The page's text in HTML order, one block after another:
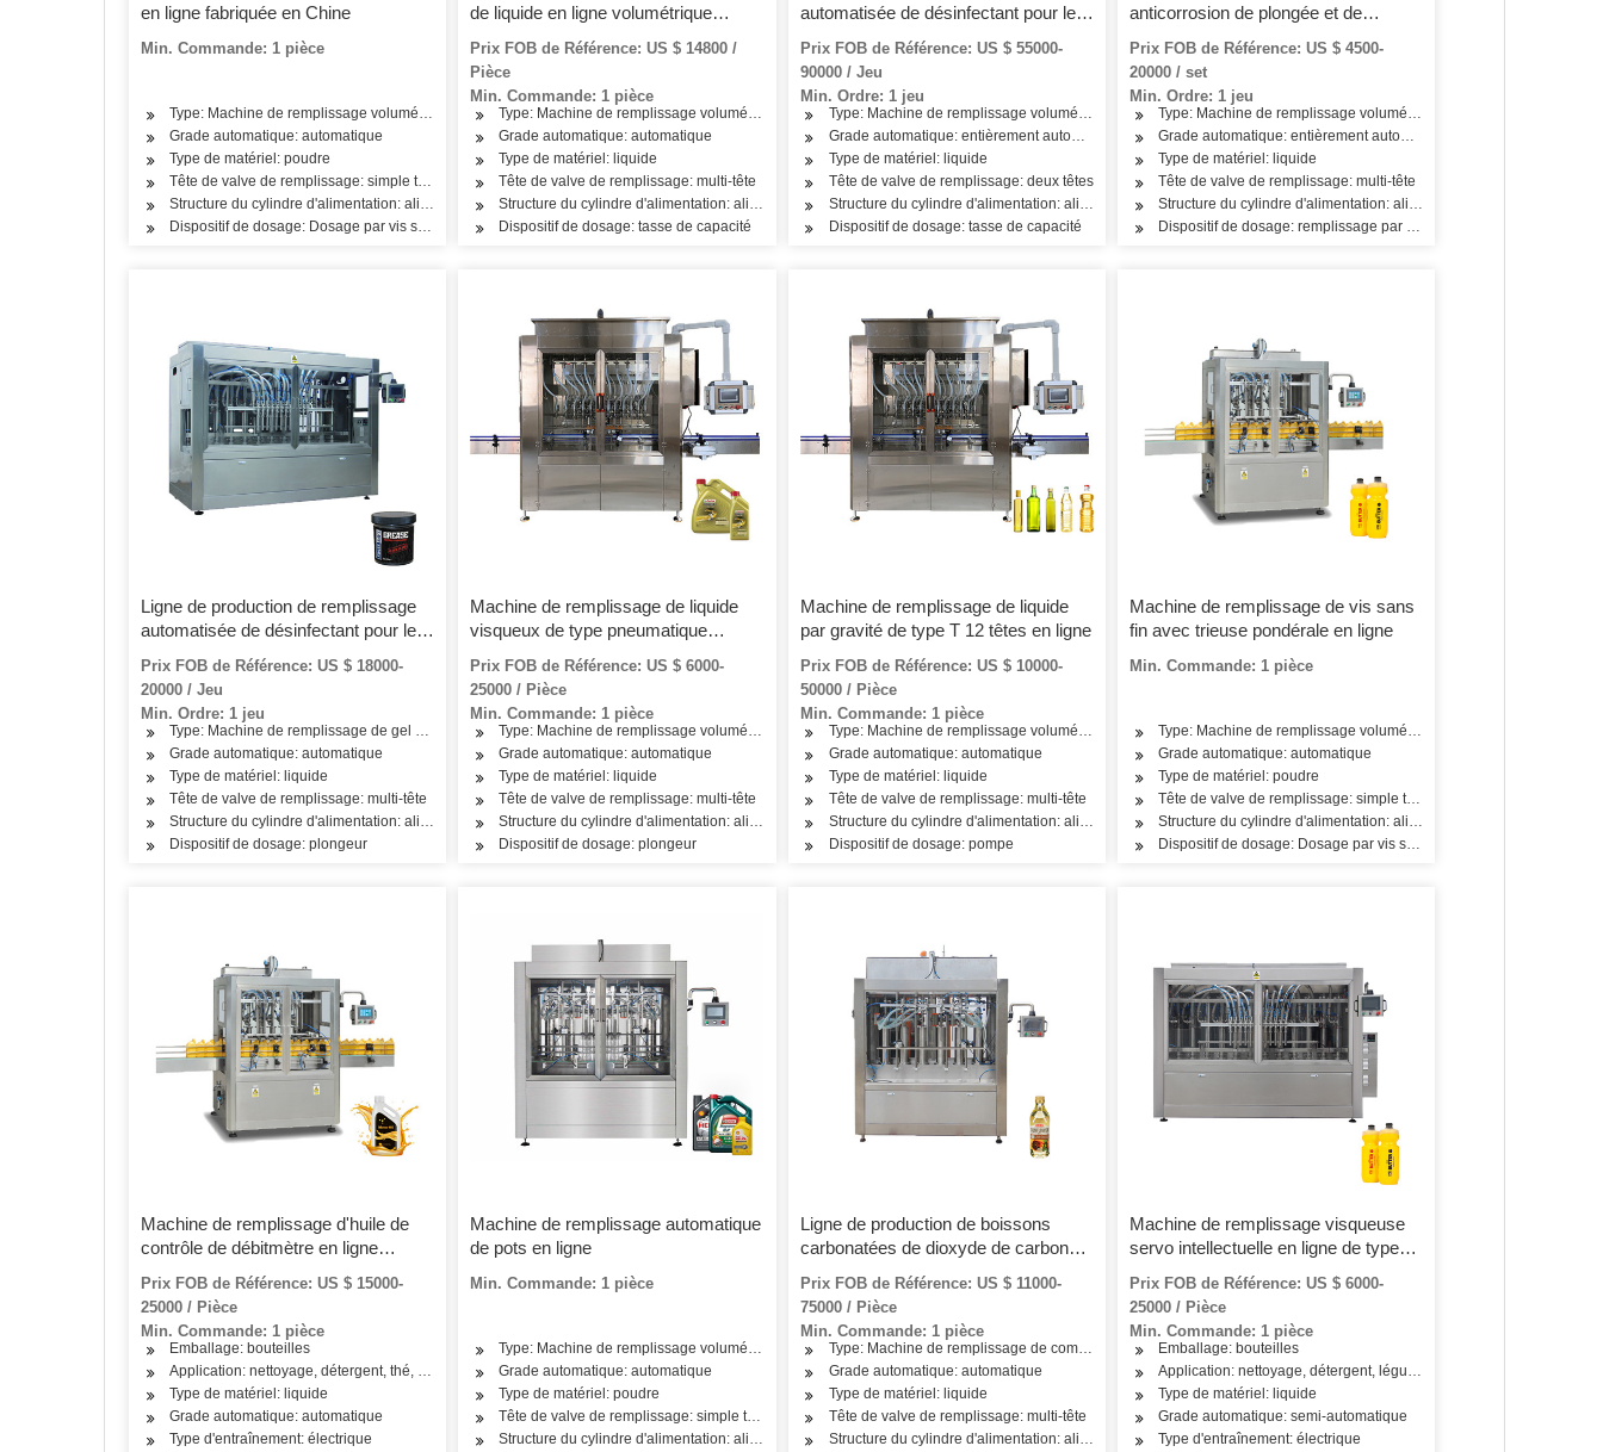
en ligne fabriquée en Chine
Min. Commande: 1 pièce
Type: Machine de remplissage volumétrique
Grade automatique: automatique
Type de matériel: poudre
Tête de valve de remplissage: simple tête
Structure du cylindre d'alimentation: alimentation en une seule pièce
Dispositif de dosage: Dosage par vis sans fin
de liquide en ligne volumétrique
automatique avec contrôle de
Siemens
Prix FOB de Référence: US $ 14800 /
Pièce
Min. Commande: 1 pièce
Type: Machine de remplissage volumétrique
Grade automatique: automatique
Type de matériel: liquide
Tête de valve de remplissage: multi-tête
Structure du cylindre d'alimentation: alimentation multi-pièces
Dispositif de dosage: tasse de capacité
automatisée de désinfectant pour les
Prix FOB de Référence: US $ 55000-
90000 / Jeu
Min. Ordre: 1 jeu
Type: Machine de remplissage volumétrique
Grade automatique: entièrement automatique
Type de matériel: liquide
Tête de valve de remplissage: deux têtes
Structure du cylindre d'alimentation: alimentation à deux chambres
Dispositif de dosage: tasse de capacité
anticorrosion de plongée et de
démoussage en ligne
Prix FOB de Référence: US $ 4500-
20000 / set
Min. Ordre: 1 jeu
Type: Machine de remplissage volumétrique
Grade automatique: entièrement automatique
Type de matériel: liquide
Tête de valve de remplissage: multi-tête
Structure du cylindre d'alimentation: alimentation en une seule pièce
Dispositif de dosage: remplissage par gravité
Ligne de production de remplissage
automatisée de désinfectant pour les
Prix FOB de Référence: US $ 18000-
20000 / Jeu
Min. Ordre: 1 jeu
Type: Machine de remplissage de gel désinfectant pour les mains
Grade automatique: automatique
Type de matériel: liquide
Tête de valve de remplissage: multi-tête
Structure du cylindre d'alimentation: alimentation multi-pièces
Dispositif de dosage: plongeur
Machine de remplissage de liquide
visqueux de type pneumatique
intellectuel en ligne
Prix FOB de Référence: US $ 6000-
25000 / Pièce
Min. Commande: 1 pièce
Type: Machine de remplissage volumétrique
Grade automatique: automatique
Type de matériel: liquide
Tête de valve de remplissage: multi-tête
Structure du cylindre d'alimentation: alimentation en une seule pièce
Dispositif de dosage: plongeur
Machine de remplissage de liquide
par gravité de type T 12 têtes en ligne
Prix FOB de Référence: US $ 10000-
50000 / Pièce
Min. Commande: 1 pièce
Type: Machine de remplissage volumétrique
Grade automatique: automatique
Type de matériel: liquide
Tête de valve de remplissage: multi-tête
Structure du cylindre d'alimentation: alimentation multi-pièces
Dispositif de dosage: pompe
Machine de remplissage de vis sans
fin avec trieuse pondérale en ligne
Min. Commande: 1 pièce
Type: Machine de remplissage volumétrique
Grade automatique: automatique
Type de matériel: poudre
Tête de valve de remplissage: simple tête
Structure du cylindre d'alimentation: alimentation en une seule pièce
Dispositif de dosage: Dosage par vis sans fin
Machine de remplissage d'huile de
contrôle de débitmètre en ligne
Prix FOB de Référence: US $ 15000-
25000 / Pièce
Min. Commande: 1 pièce
Emballage: bouteilles
Application: nettoyage, détergent, thé, légumes, fruits, poisson, viande, collation, riz, farine, assaisonnement, huile, cosmétiques, produits de soins de la peau, produits de soins capillaires, produits laitiers, boissons
Type de matériel: liquide
Grade automatique: automatique
Type d'entraînement: électrique
Machine de remplissage automatique
de pots en ligne
Min. Commande: 1 pièce
Type: Machine de remplissage volumétrique
Grade automatique: automatique
Type de matériel: poudre
Tête de valve de remplissage: simple tête
Structure du cylindre d'alimentation: alimentation en une seule pièce
Ligne de production de boissons
carbonatées de dioxyde de carbone
de bouteille en verre en plastique de
330 ml-1500 ml Machine de
remplissage en ligne
Prix FOB de Référence: US $ 11000-
75000 / Pièce
Min. Commande: 1 pièce
Type: Machine de remplissage de comptage
Grade automatique: automatique
Type de matériel: liquide
Tête de valve de remplissage: multi-tête
Structure du cylindre d'alimentation: alimentation en une seule pièce
Machine de remplissage visqueuse
servo intellectuelle en ligne de type
Prix FOB de Référence: US $ 6000-
25000 / Pièce
Min. Commande: 1 pièce
Emballage: bouteilles
Application: nettoyage, détergent, légumes, fruits, huile, produits de
Type de matériel: liquide
Grade automatique: semi-automatique
Type d'entraînement: électrique